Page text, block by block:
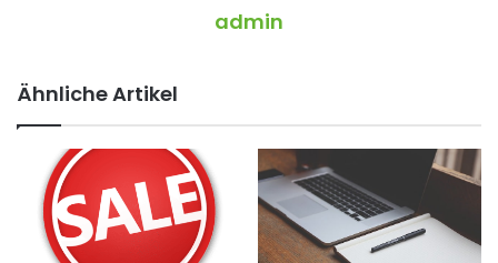
admin
Ähnliche Artikel